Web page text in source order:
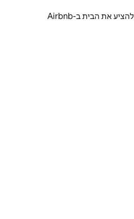
להציע את הבית ב-Airbnb